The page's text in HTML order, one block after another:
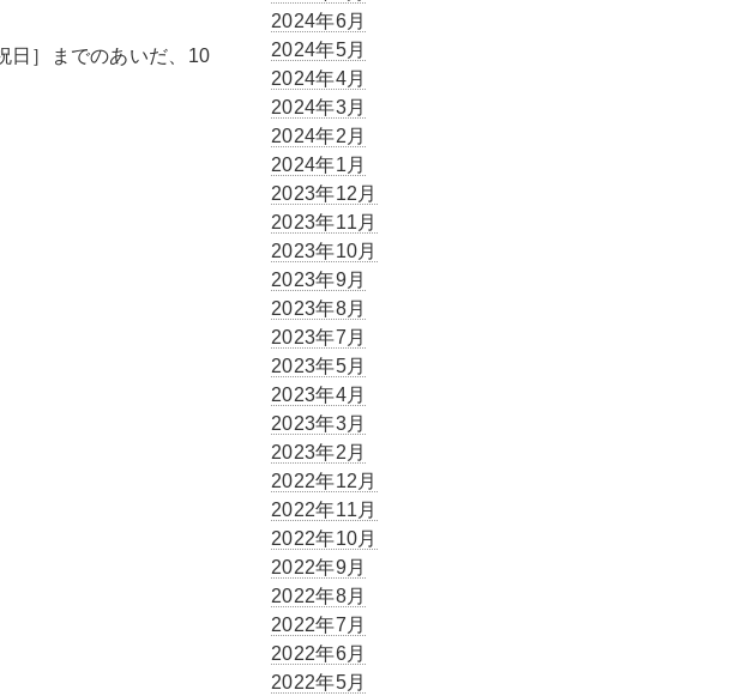
日］までのあいだ、10
2024年6月
2024年5月
2024年4月
2024年3月
2024年2月
2024年1月
2023年12月
2023年11月
2023年10月
2023年9月
2023年8月
2023年7月
2023年5月
2023年4月
2023年3月
2023年2月
2022年12月
2022年11月
2022年10月
2022年9月
2022年8月
2022年7月
2022年6月
2022年5月